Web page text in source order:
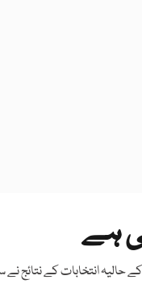
ہے
انتخابات کے نتائج نے